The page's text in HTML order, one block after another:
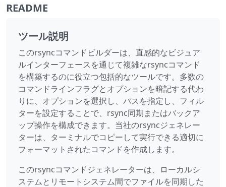
README
ツール説明
このrsyncコマンドビルダーは、直感的なビジュア
ルインターフェースを通じて複雑なrsyncコマンド
を構築するのに役立つ包括的なツールです。多数の
コマンドラインフラグとオプションを暗記する代わ
りに、オプションを選択し、パスを指定し、フィル
ターを設定することで、rsync同期またはバックア
ップ操作を構成できます。当社のrsyncジェネレー
ターは、ターミナルでコピーして実行できる適切に
フォーマットされたコマンドを作成します。
このrsyncコマンドジェネレーターは、ローカルシ
ステムとリモートシステム間でファイルを同期した